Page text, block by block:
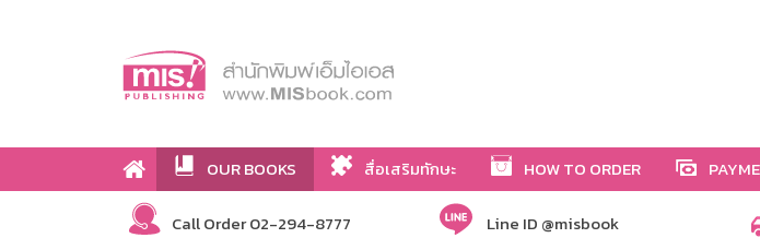
OUR BOOKS สื่อเสริมทักษะ HOW TO ORDER
Call Order 02-294-8777 Line ID @misbook